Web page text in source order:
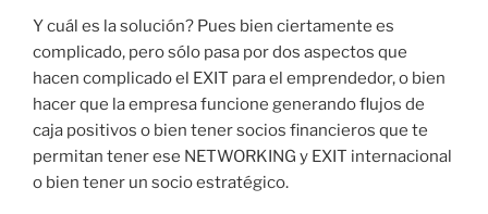
Y cuál es la solución? Pues bien ciertamente es
complicado, pero sólo pasa por dos aspectos que
hacen complicado el EXIT para el emprendedor, o bien
hacer que la empresa funcione generando flujos de
caja positivos o bien tener socios financieros que te
permitan tener ese NETWORKING y EXIT internacional
o bien tener un socio estratégico.